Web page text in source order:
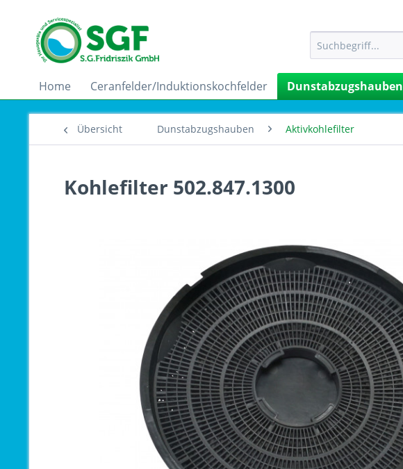
Home Ceranfelder/Induktionskochfelder Dunstabzugshauben
Übersicht Dunstabzugshauben Aktivkohlefilter
Kohlefilter 502.847.1300